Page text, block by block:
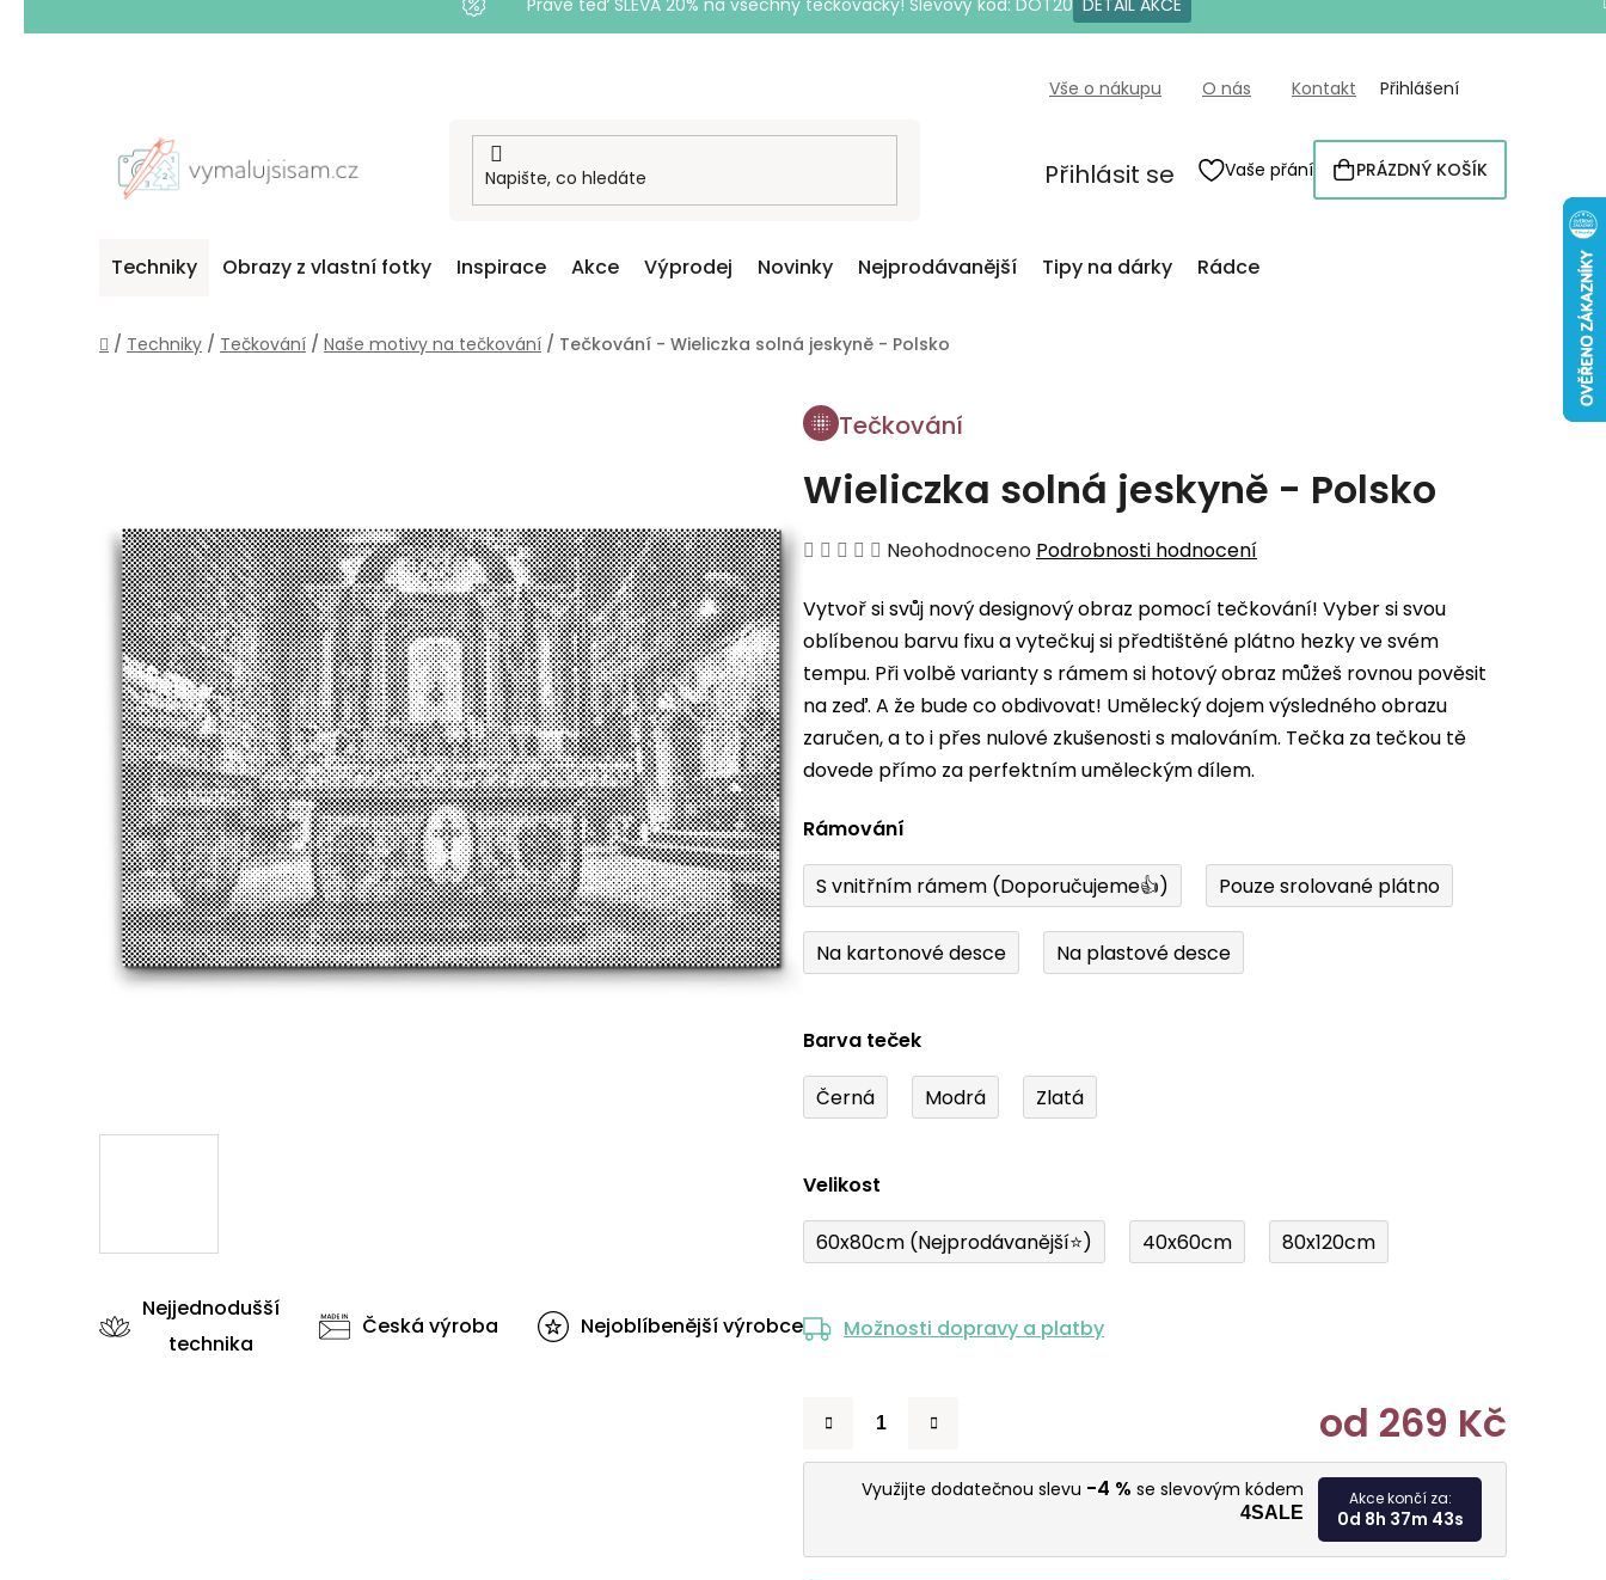
Právě teď SLEVA 20% na všechny tečkovačky! Slevový kód: DOT20 DETAIL AKCE
Vše o nákupu O nás Kontakt Přihlášení
Přihlásit se Vaše přání
NÁKUPNÍ
KOŠÍK
PRÁZDNÝ KOŠÍK
Techniky Obrazy z vlastní fotky Inspirace Akce Výprodej Novinky Nejprodávanější Tipy na dárky Rádce
Domů
/ Techniky / Tečkování / Naše motivy na tečkování / Tečkování - Wieliczka solná jeskyně - Polsko
Tečkování
Wieliczka solná jeskyně - Polsko
Průměrné
produktu
je
0,0
z
5
hvězdiček.
Neohodnoceno Podrobnosti hodnocení
Vytvoř si svůj nový designový obraz pomocí tečkování! Vyber si svou
oblíbenou barvu fixu a vytečkuj si předtištěné plátno hezky ve svém
tempu. Při volbě varianty s rámem si hotový obraz můžeš rovnou pověsit
na zeď. A že bude co obdivovat! Umělecký dojem výsledného obrazu
zaručen, a to i přes nulové zkušenosti s malováním. Tečka za tečkou tě
dovede přímo za perfektním uměleckým dílem.
Rámování
S vnitřním rámem (Doporučujeme👍) Pouze srolované plátno
Na kartonové desce Na plastové desce
Barva teček
Černá Modrá Zlatá
Velikost
60x80cm (Nejprodávanější⭐) 40x60cm 80x120cm
Možnosti dopravy a platby
od 269 Kč
Měrná
Využijte dodatečnou slevu -4 % se slevovým kódem
4SALE
Akce končí za:
0d 8h 37m 42s
Nejjednodušší
technika
Česká výroba Nejoblíbenější výrobce